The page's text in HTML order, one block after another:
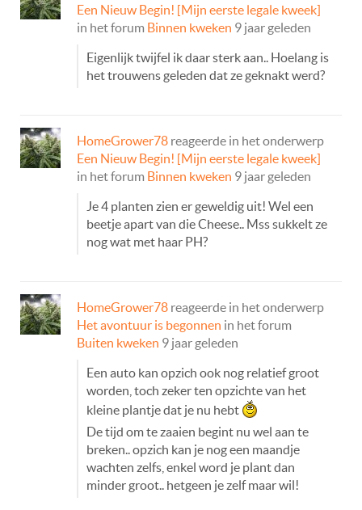
Een Nieuw Begin! [Mijn eerste legale kweek]
in het forum Binnen kweken 9 jaar geleden
Eigenlijk twijfel ik daar sterk aan.. Hoelang is
het trouwens geleden dat ze geknakt werd?
HomeGrower78 reageerde in het onderwerp
Een Nieuw Begin! [Mijn eerste legale kweek]
in het forum Binnen kweken 9 jaar geleden
Je 4 planten zien er geweldig uit! Wel een
beetje apart van die Cheese.. Mss sukkelt ze
nog wat met haar PH?
HomeGrower78 reageerde in het onderwerp
Het avontuur is begonnen in het forum
Buiten kweken 9 jaar geleden
Een auto kan opzich ook nog relatief groot
worden, toch zeker ten opzichte van het
kleine plantje dat je nu hebt
De tijd om te zaaien begint nu wel aan te
breken.. opzich kan je nog een maandje
wachten zelfs, enkel word je plant dan
minder groot.. hetgeen je zelf maar wil!